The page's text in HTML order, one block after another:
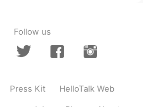
Follow us
Press Kit HelloTalk Web